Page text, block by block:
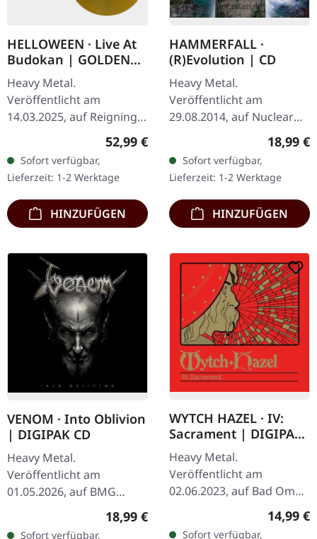
HELLOWEEN · Live At
Budokan | GOLDEN
3LP
Heavy Metal.
Veröffentlicht am
14.03.2025, auf Reigning
Phoenix Music. Goldenes
Gatefold-Cover. Mit dieser
3LP-Edition erwartet…
Regulärer Preis:
52,99 €
Sofort verfügbar,
Lieferzeit: 1-2 Werktage
HINZUFÜGEN
HAMMERFALL ·
(R)Evolution | CD
Heavy Metal.
Veröffentlicht am
29.08.2014, auf Nuclear
Blast Records. Hector's
Hymn 5:54 (R)Evolution
4:25 Bushido 4:41 Live Life
Loud 3:32 Ex…
18,99 €
Sofort verfügbar,
Lieferzeit: 1-2 Werktage
HINZUFÜGEN
VENOM · Into Oblivion
| DIGIPAK CD
Heavy Metal.
Veröffentlicht am
01.05.2026, auf BMG
Rights Management. CD
im 6-seitigen DigiPak. Die
Regulärer Preis:
18,99 €
Sofort verfügbar,
WYTCH HAZEL · IV:
Sacrament | DIGIPAK
CD
Heavy Metal.
Veröffentlicht am
02.06.2023, auf Bad Omen
Records. CD im DigiPak.
IV: Sacrament steht für
14,99 €
Sofort verfügbar,